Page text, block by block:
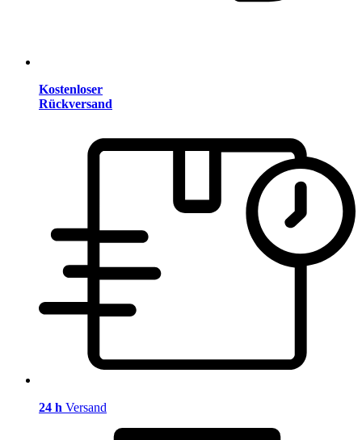
Kostenloser
Rückversand
24 h Versand